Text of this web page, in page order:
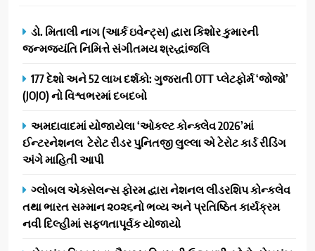
ડો. મિતાલી નાગ (આર્ક ઇવેન્ટ્સ) દ્વારા કિશોર કુમારની
જન્મજયંતિ નિમિત્તે સંગીતમય શ્રદ્ધાંજલિ
177 દેશો અને 52 લાખ દર્શકો: ગુજરાતી OTT પ્લેટફોર્મ ‘જોજો’
(JOJO) નો વિશ્વભરમાં દબદબો
અમદાવાદમાં યોજાયેલા ‘ઓકલ્ટ કોન્ક્લેવ 2026’માં
ઈન્ટરનેશનલ ટેરોટ રીડર પુનિતજી લુલ્લા એ ટેરોટ કાર્ડ રીડિંગ
અંગે માહિતી આપી
ગ્લોબલ એક્સેલન્સ ફોરમ દ્વારા નેશનલ લીડરશિપ કોન્કલેવ
તથા ભારત સમ્માન ૨૦૨૬નો ભવ્ય અને પ્રતિષ્ઠિત કાર્યક્રમ
નવી દિલ્હીમાં સફળતાપૂર્વક યોજાયો